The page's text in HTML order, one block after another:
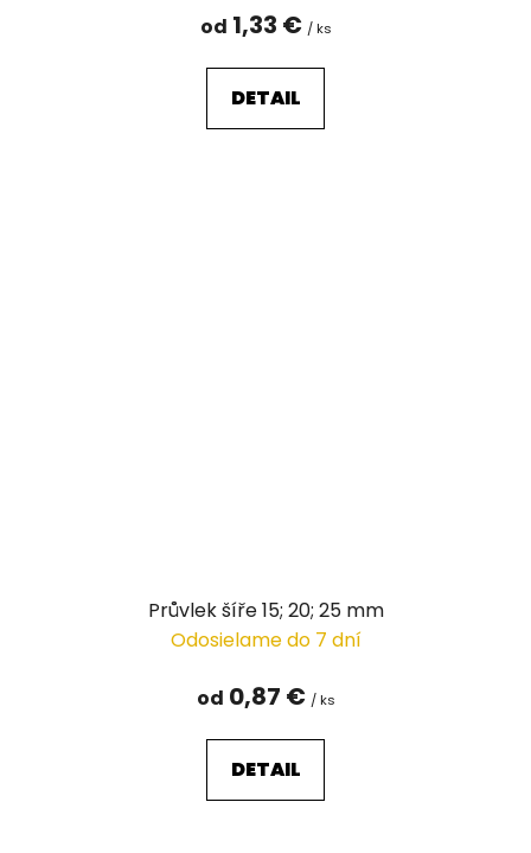
od 1,33 € / ks
DETAIL
Průvlek šíře 15; 20; 25 mm
Odosielame do 7 dní
od 0,87 € / ks
DETAIL